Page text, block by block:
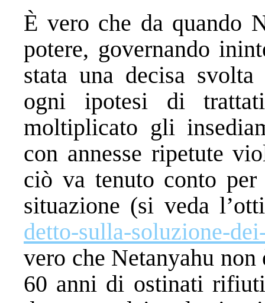
È vero che da quando
potere, governando
stata una decisa
ogni ipotesi di
moltiplicato gli
con annesse ripetute
ciò va tenuto conto
situazione (si veda
detto-sulla-soluzione-
vero che Netanyahu
60 anni di ostinati